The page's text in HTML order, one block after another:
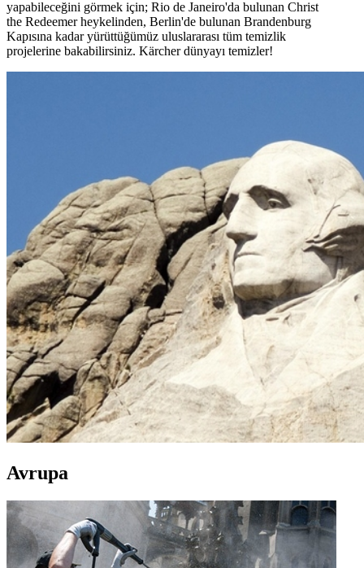
yapabileceğini görmek için; Rio de Janeiro'da bulunan Christ
the Redeemer heykelinden, Berlin'de bulunan Brandenburg
Kapısına kadar yürüttüğümüz uluslararası tüm temizlik
projelerine bakabilirsiniz. Kärcher dünyayı temizler!
Avrupa